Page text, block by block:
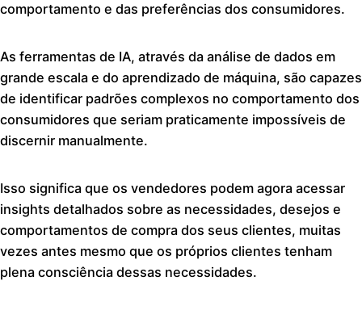
comportamento e das preferências dos consumidores.
As ferramentas de IA, através da análise de dados em
grande escala e do aprendizado de máquina, são capazes
de identificar padrões complexos no comportamento dos
consumidores que seriam praticamente impossíveis de
discernir manualmente.
Isso significa que os vendedores podem agora acessar
insights detalhados sobre as necessidades, desejos e
comportamentos de compra dos seus clientes, muitas
vezes antes mesmo que os próprios clientes tenham
plena consciência dessas necessidades.